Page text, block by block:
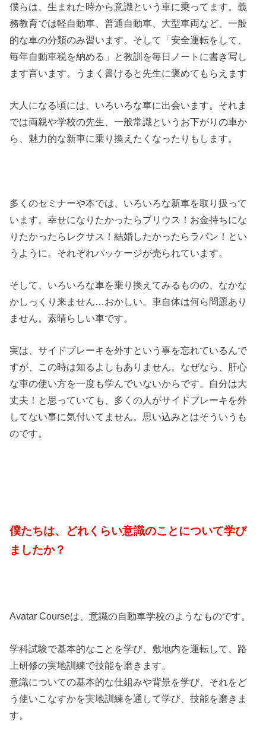
僕らは、生まれた時から意識という車に乗ってます。義
務教育では軽自動車、普通自動車、大型車両など、一般
的な車の分類のみ習います。そして「安全運転をして、
毎年自動車税を納める」と教訓を毎日ノートに書き写し
ます言います。うまく書けると先生に褒めてもらえます
大人になる頃には、いろいろな車に出会います。それま
では両親や学校の先生、一般常識というお下がりの車か
ら、魅力的な新車に乗り換えたくなったりもします。
多くのセミナーや本では、いろいろな新車を取り扱って
います。幸せになりたかったらプリウス！お金持ちにな
りたかったらレクサス！結婚したかったらラパン！とい
うように。それぞれパッケージが売られています。
そして、いろいろな車を乗り換えてみるものの、なかな
かしっくり来ません…おかしい。車自体は何ら問題あり
ません。素晴らしい車です。
実は、サイドブレーキを外すという事を忘れているんで
すが、この時は知るよしもありません。なぜなら、肝心
な車の使い方を一度も学んでいないからです。自分は大
丈夫！と思っていても、多くの人がサイドブレーキを外
してない事に気付いてません。思い込みとはそういうも
のです。
僕たちは、どれくらい意識のことについて学び
ましたか？
Avatar Courseは、意識の自動車学校のようなものです。
学科試験で基本的なことを学び、敷地内を運転して、路
上研修の実地訓練で技能を磨きます。
意識についての基本的な仕組みや背景を学び、それをど
う使いこなすかを実地訓練を通して学び、技能を磨きま
す。